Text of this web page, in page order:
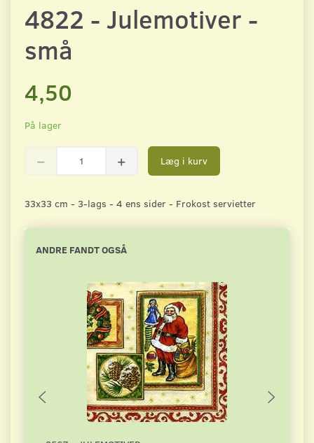
4822 - Julemotiver -
små
4,50
På lager
Læg i kurv
33x33 cm - 3-lags - 4 ens sider - Frokost servietter
ANDRE FANDT OGSÅ